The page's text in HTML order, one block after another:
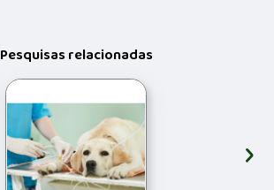
Pesquisas relacionadas
›